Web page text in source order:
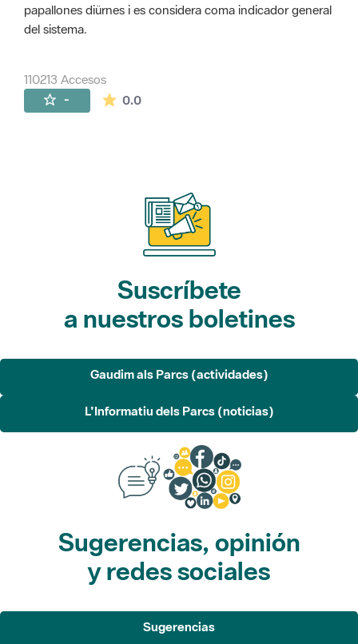
papallones diürnes i es considera coma indicador general
del sistema.
110213 Accesos
- 0.0La valoración media es de 0 estrellas de
Suscríbete
a nuestros boletines
Gaudim als Parcs (actividades)
L'Informatiu dels Parcs (noticias)
Sugerencias, opinión
y redes sociales
Sugerencias